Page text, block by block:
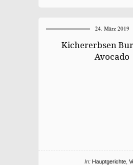
24. März 2019
Kichererbsen
Avocado
In: Hauptgerichte,